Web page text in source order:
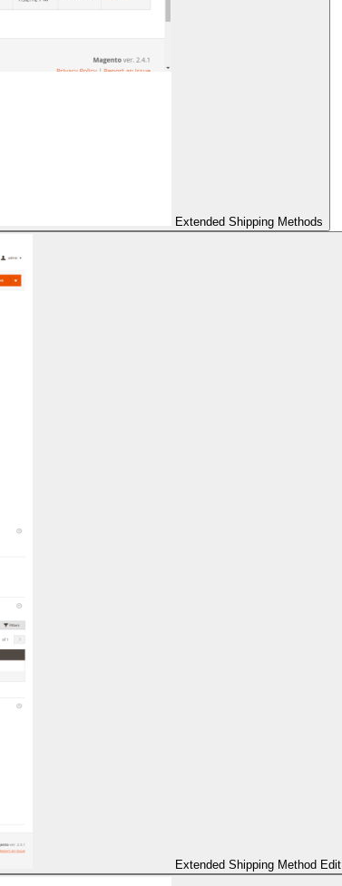
Extended Shipping Methods
Extended Shipping Method Edit